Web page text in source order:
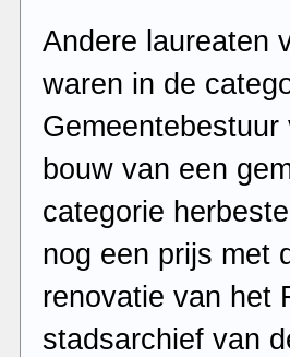
Andere laureaten
waren in de
bouw van een
categorie
nog een prijs met
renovatie van het
stadsarchief van